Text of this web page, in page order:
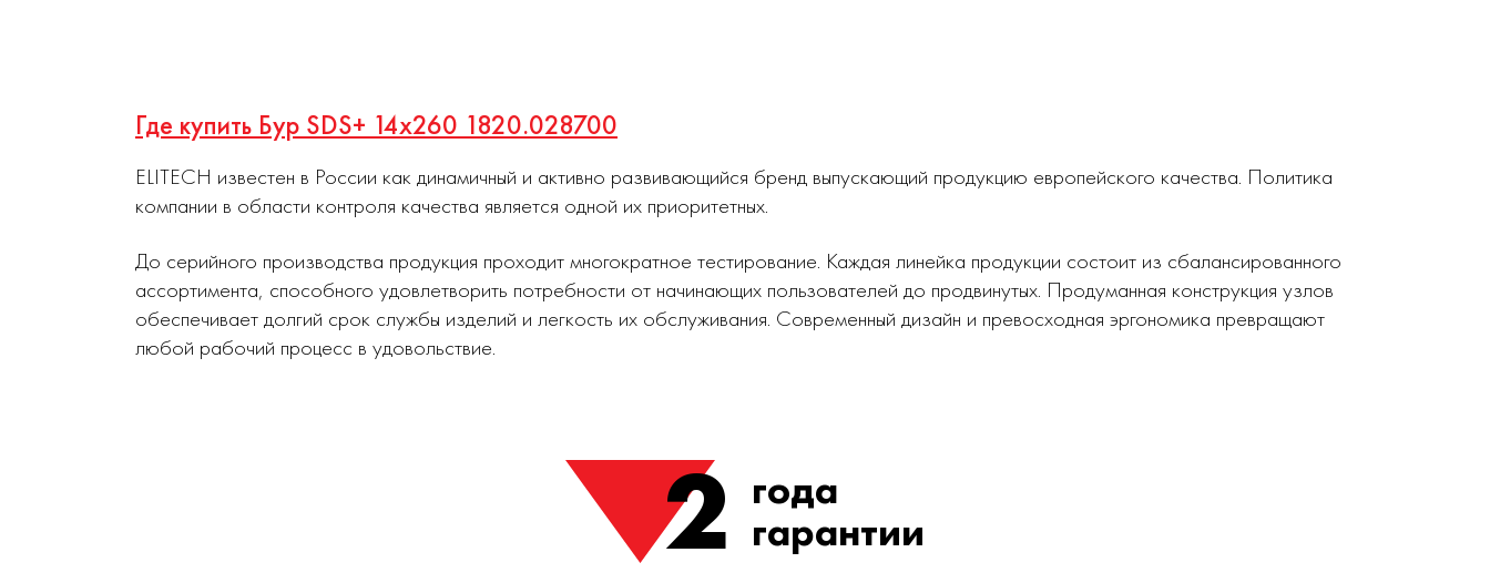
Где купить Бур SDS+ 14х260 1820.028700
ELITECH известен в России как динамичный и активно развивающийся бренд выпускающий продукцию европейского качества. Политика
компании в области контроля качества является одной их приоритетных.
До серийного производства продукция проходит многократное тестирование. Каждая линейка продукции состоит из сбалансированного
ассортимента, способного удовлетворить потребности от начинающих пользователей до продвинутых. Продуманная конструкция узлов
обеспечивает долгий срок службы изделий и легкость их обслуживания. Современный дизайн и превосходная эргономика превращают
любой рабочий процесс в удовольствие.
2 года
гарантии